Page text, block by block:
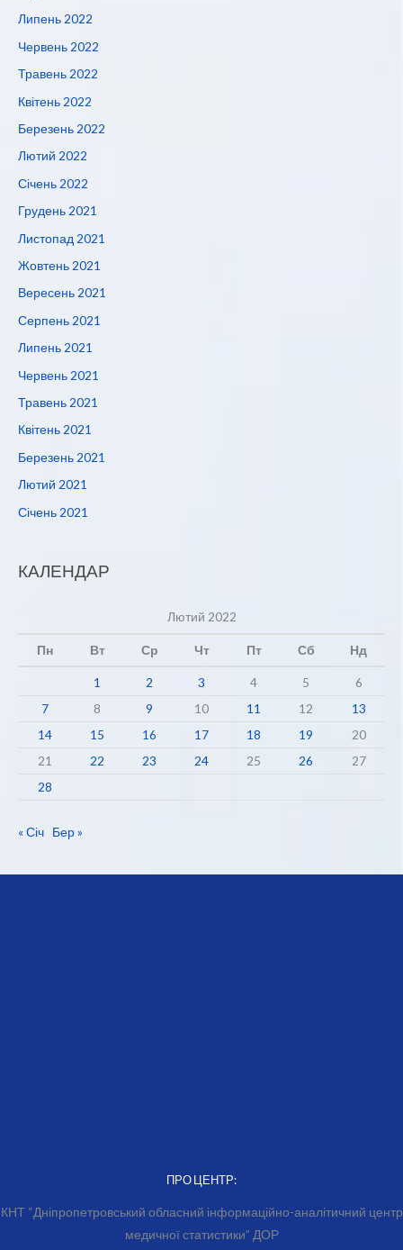
Липень 2022
Червень 2022
Травень 2022
Квітень 2022
Березень 2022
Лютий 2022
Січень 2022
Грудень 2021
Листопад 2021
Жовтень 2021
Вересень 2021
Серпень 2021
Липень 2021
Червень 2021
Травень 2021
Квітень 2021
Березень 2021
Лютий 2021
Січень 2021
КАЛЕНДАР
Лютий 2022
Пн Вт Ср Чт Пт Сб Нд
1 2 3 4 5
6
7
8 9 10 11 12
13
14
15 16 17 18 19
20
21
22 23 24 25 26
27
28
« Січ Бер »
ПРО ЦЕНТР:
КНТ “Дніпропетровський обласний інформаційно-аналітичний центр
медичної статистики” ДОР